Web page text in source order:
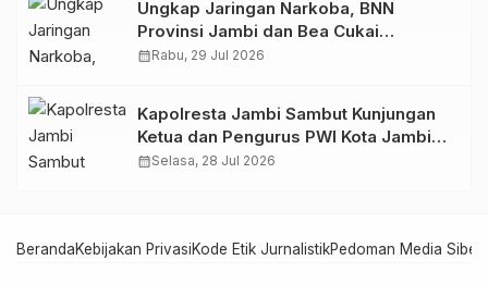
Ungkap Jaringan Narkoba, BNN
Provinsi Jambi dan Bea Cukai
Amankan Sembilan Pelaku beserta
calendar_monthRabu, 29 Jul 2026
Kapolresta Jambi Sambut Kunjungan
Ketua dan Pengurus PWI Kota Jambi
Perkuat Sinergi dan Kolaborasi
calendar_monthSelasa, 28 Jul 2026
BerandaKebijakan PrivasiKode Etik JurnalistikPedoman Media Siber